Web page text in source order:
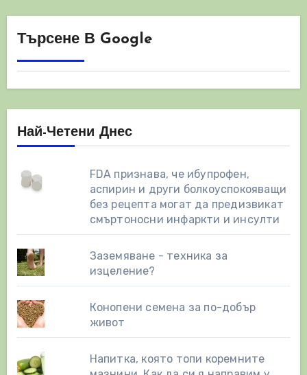
Търсене В Google
Най-Четени Днес
FDA признава, че ибупрофен,
аспирин и други болкоуспокояващи
без рецепта могат да предизвикат
смъртоносни инфаркти и инсулти
Заземяване - техника за
изцеление?
Конопени семена за по-добър
живот
Напитка, която топи коремните